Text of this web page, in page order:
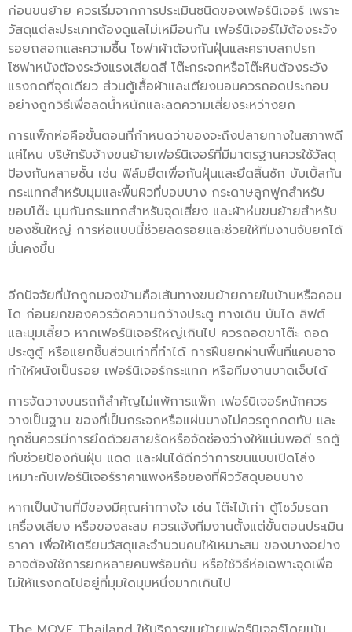
ก่อนขนย้าย ควรเริ่มจากการประเมินชนิดของเฟอร์นิเจอร์ เพราะ
วัสดุแต่ละประเภทต้องดูแลไม่เหมือนกัน เฟอร์นิเจอร์ไม้ต้องระวัง
รอยถลอกและความชื้น โซฟาผ้าต้องกันฝุ่นและคราบสกปรก
โซฟาหนังต้องระวังแรงเสียดสี โต๊ะกระจกหรือโต๊ะหินต้องระวัง
แรงกดที่จุดเดียว ส่วนตู้เสื้อผ้าและเตียงนอนควรถอดประกอบ
อย่างถูกวิธีเพื่อลดน้ำหนักและลดความเสี่ยงระหว่างยก
การแพ็กห่อคือขั้นตอนที่กำหนดว่าของจะถึงปลายทางในสภาพดี
แค่ไหน บริษัทรับจ้างขนย้ายเฟอร์นิเจอร์ที่มีมาตรฐานควรใช้วัสดุ
ป้องกันหลายชั้น เช่น ฟิล์มยืดเพื่อกันฝุ่นและยึดลิ้นชัก บับเบิ้ลกัน
กระแทกสำหรับมุมและพื้นผิวที่บอบบาง กระดาษลูกฟูกสำหรับ
ขอบโต๊ะ มุมกันกระแทกสำหรับจุดเสี่ยง และผ้าห่มขนย้ายสำหรับ
ของชิ้นใหญ่ การห่อแบบนี้ช่วยลดรอยและช่วยให้ทีมงานจับยกได้
มั่นคงขึ้น
อีกปัจจัยที่มักถูกมองข้ามคือเส้นทางขนย้ายภายในบ้านหรือคอน
โด ก่อนยกของควรวัดความกว้างประตู ทางเดิน บันได ลิฟต์
และมุมเลี้ยว หากเฟอร์นิเจอร์ใหญ่เกินไป ควรถอดขาโต๊ะ ถอด
ประตูตู้ หรือแยกชิ้นส่วนเท่าที่ทำได้ การฝืนยกผ่านพื้นที่แคบอาจ
ทำให้ผนังเป็นรอย เฟอร์นิเจอร์กระแทก หรือทีมงานบาดเจ็บได้
การจัดวางบนรถก็สำคัญไม่แพ้การแพ็ก เฟอร์นิเจอร์หนักควร
วางเป็นฐาน ของที่เป็นกระจกหรือแผ่นบางไม่ควรถูกกดทับ และ
ทุกชิ้นควรมีการยึดด้วยสายรัดหรือจัดช่องว่างให้แน่นพอดี รถตู้
ทึบช่วยป้องกันฝุ่น แดด และฝนได้ดีกว่าการขนแบบเปิดโล่ง
เหมาะกับเฟอร์นิเจอร์ราคาแพงหรือของที่ผิววัสดุบอบบาง
หากเป็นบ้านที่มีของมีคุณค่าทางใจ เช่น โต๊ะไม้เก่า ตู้โชว์มรดก
เครื่องเสียง หรือของสะสม ควรแจ้งทีมงานตั้งแต่ขั้นตอนประเมิน
ราคา เพื่อให้เตรียมวัสดุและจำนวนคนให้เหมาะสม ของบางอย่าง
อาจต้องใช้การยกหลายคนพร้อมกัน หรือใช้วิธีห่อเฉพาะจุดเพื่อ
ไม่ให้แรงกดไปอยู่ที่มุมใดมุมหนึ่งมากเกินไป